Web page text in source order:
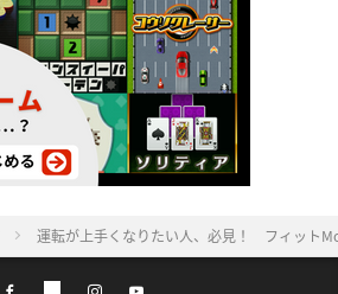
運転が上手くなりたい人、必見！ フィット